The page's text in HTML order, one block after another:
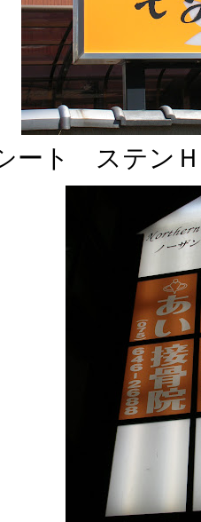
ート ステン